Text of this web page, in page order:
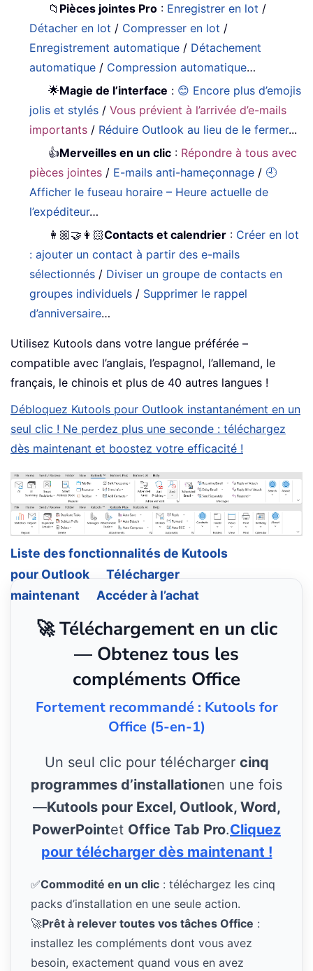
📁 Pièces jointes Pro : Enregistrer en lot /
Détacher en lot / Compresser en lot /
Enregistrement automatique / Détachement
automatique / Compression automatique…
🌟Magie de l’interface : 😊 Encore plus d’emojis
jolis et stylés /Vous prévient à l’arrivée d’e-mails
importants / Réduire Outlook au lieu de le fermer...
👍Merveilles en un clic : Répondre à tous avec
pièces jointes / E-mails anti-hameçonnage / 🕘
Afficher le fuseau horaire – Heure actuelle de
l’expéditeur…
👩🏼‍🤝‍👩🏻Contacts et calendrier : Créer en lot
: ajouter un contact à partir des e-mails
sélectionnés / Diviser un groupe de contacts en
groupes individuels / Supprimer le rappel
d’anniversaire…
Utilisez Kutools dans votre langue préférée –
compatible avec l’anglais, l’espagnol, l’allemand, le
français, le chinois et plus de 40 autres langues !
Débloquez Kutools pour Outlook instantanément en un
seul clic ! Ne perdez plus une seconde : téléchargez
dès maintenant et boostez votre efficacité !
Liste des fonctionnalités de Kutools
pour Outlook
Télécharger
maintenant
Accéder à l’achat
🚀 Téléchargement en un clic
— Obtenez tous les
compléments Office
Fortement recommandé : Kutools for
Office (5-en-1)
Un seul clic pour télécharger cinq
programmes d’installationen une fois
—Kutools pour Excel, Outlook, Word,
PowerPointet Office Tab Pro.Cliquez
pour télécharger dès maintenant !
✅Commodité en un clic : téléchargez les cinq
packs d’installation en une seule action.
🚀Prêt à relever toutes vos tâches Office :
installez les compléments dont vous avez
besoin, exactement quand vous en avez